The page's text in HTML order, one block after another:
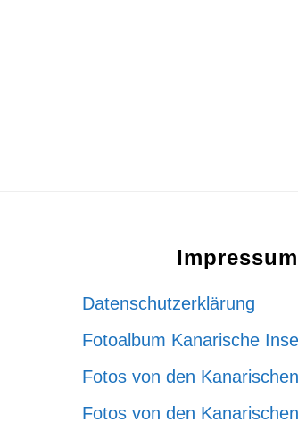
Impressum
Datenschutzerklärung
Fotoalbum Kanarische
Fotos von den
Fotos von den